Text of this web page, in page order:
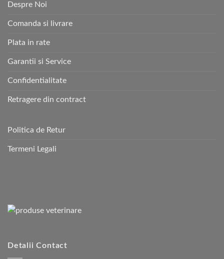
Despre Noi
Comanda si livrare
Plata in rate
Garantii si Service
Confidentialitate
Retragere din contract
Politica de Retur
Termeni Legali
Detalii Contact